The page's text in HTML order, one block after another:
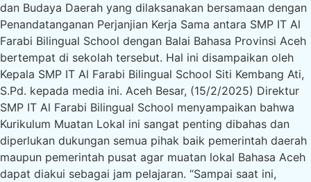
dan Budaya Daerah yang dilaksanakan bersamaan dengan
Penandatanganan Perjanjian Kerja Sama antara SMP IT Al
Farabi Bilingual School dengan Balai Bahasa Provinsi Aceh
bertempat di sekolah tersebut. Hal ini disampaikan oleh
Kepala SMP IT Al Farabi Bilingual School Siti Kembang Ati,
S.Pd. kepada media ini. Aceh Besar, (15/2/2025) Direktur
SMP IT Al Farabi Bilingual School menyampaikan bahwa
Kurikulum Muatan Lokal ini sangat penting dibahas dan
diperlukan dukungan semua pihak baik pemerintah daerah
maupun pemerintah pusat agar muatan lokal Bahasa Aceh
dapat diakui sebagai jam pelajaran. “Sampai saat ini,